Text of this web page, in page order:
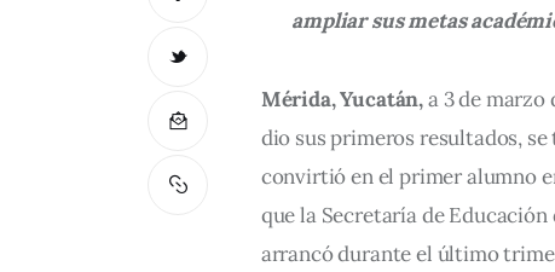
ampliar sus metas
Mérida, Yucatán, a 3 de marzo
dio sus primeros resultados,
convirtió en el primer alumno
que la Secretaría de
arrancó durante el último